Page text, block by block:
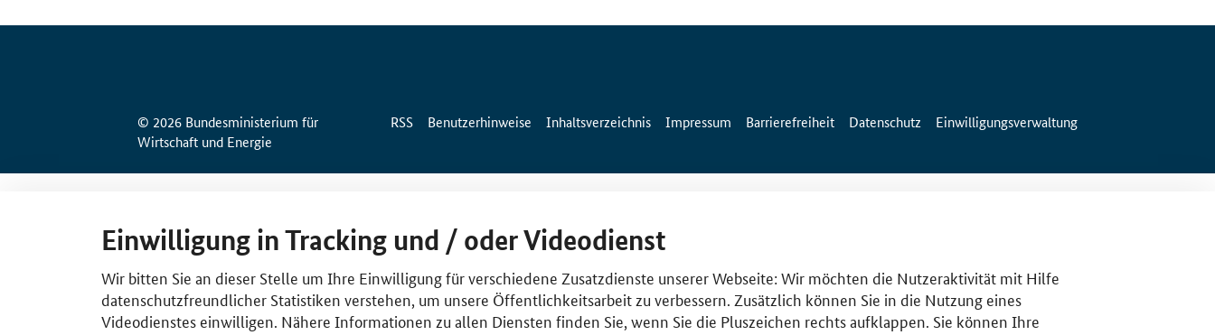
© 2026 Bundesministerium für
Wirtschaft und Energie
RSS Benutzerhinweise Inhaltsverzeichnis Impressum Barrierefreiheit Datenschutz Einwilligungsverwaltung
Einwilligung in Tracking und / oder Videodienst
Wir bitten Sie an dieser Stelle um Ihre Einwilligung für verschiedene Zusatzdienste unserer Webseite: Wir möchten die Nutzeraktivität mit Hilfe
datenschutzfreundlicher Statistiken verstehen, um unsere Öffentlichkeitsarbeit zu verbessern. Zusätzlich können Sie in die Nutzung eines
Videodienstes einwilligen. Nähere Informationen zu allen Diensten finden Sie, wenn Sie die Pluszeichen rechts aufklappen. Sie können Ihre